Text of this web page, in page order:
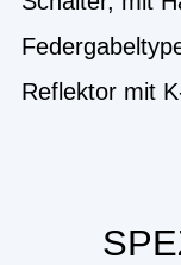
Reflektor mit